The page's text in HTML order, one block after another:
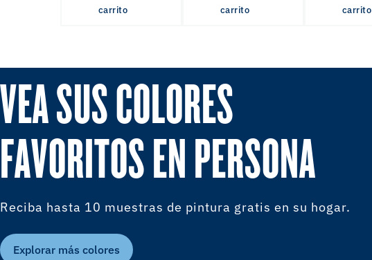
carrito
carrito
carrito
VEA SUS COLORES
FAVORITOS EN PERSONA
Reciba hasta 10 muestras de pintura gratis en su hogar.
Explorar más colores